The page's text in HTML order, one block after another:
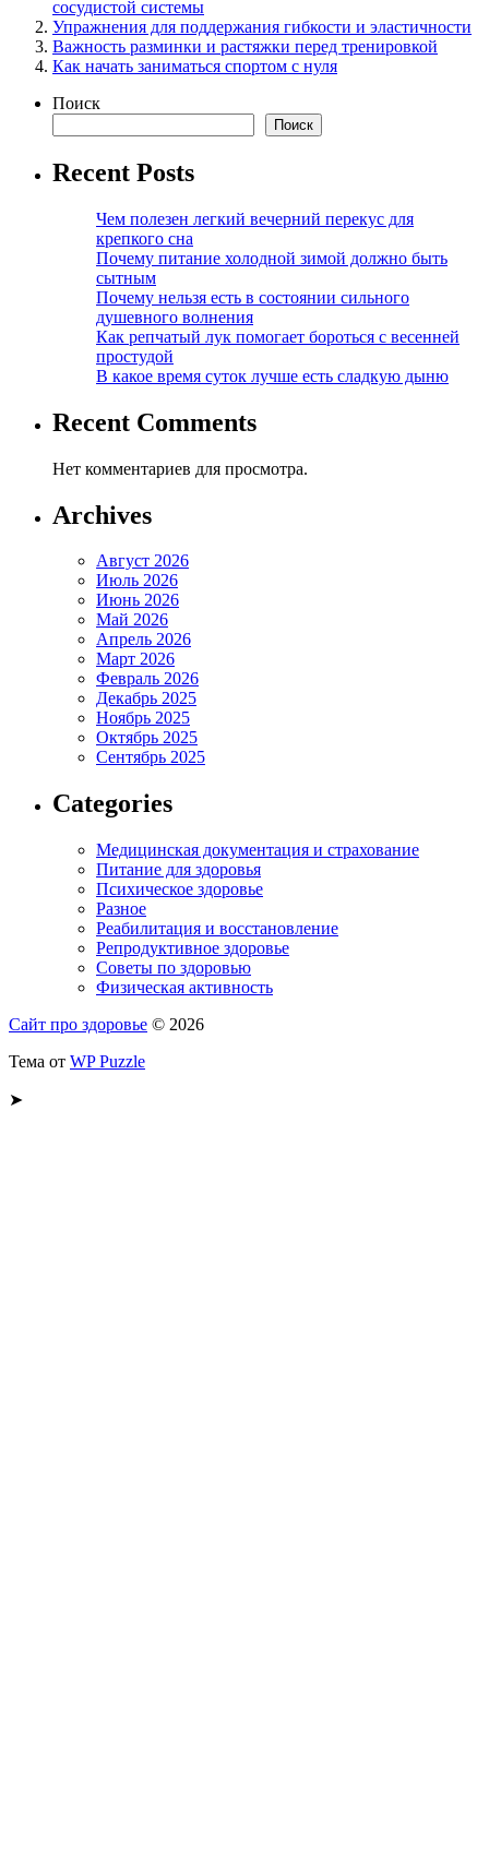
сосудистой системы
Упражнения для поддержания гибкости и эластичности
Важность разминки и растяжки перед тренировкой
Как начать заниматься спортом с нуля
Поиск
Поиск
Recent Posts
Чем полезен легкий вечерний перекус для
крепкого сна
Почему питание холодной зимой должно быть
сытным
Почему нельзя есть в состоянии сильного
душевного волнения
Как репчатый лук помогает бороться с весенней
простудой
В какое время суток лучше есть сладкую дыню
Recent Comments
Нет комментариев для просмотра.
Archives
Август 2026
Июль 2026
Июнь 2026
Май 2026
Апрель 2026
Март 2026
Февраль 2026
Декабрь 2025
Ноябрь 2025
Октябрь 2025
Сентябрь 2025
Categories
Медицинская документация и страхование
Питание для здоровья
Психическое здоровье
Разное
Реабилитация и восстановление
Репродуктивное здоровье
Советы по здоровью
Физическая активность
Сайт про здоровье © 2026
Тема от WP Puzzle
➤